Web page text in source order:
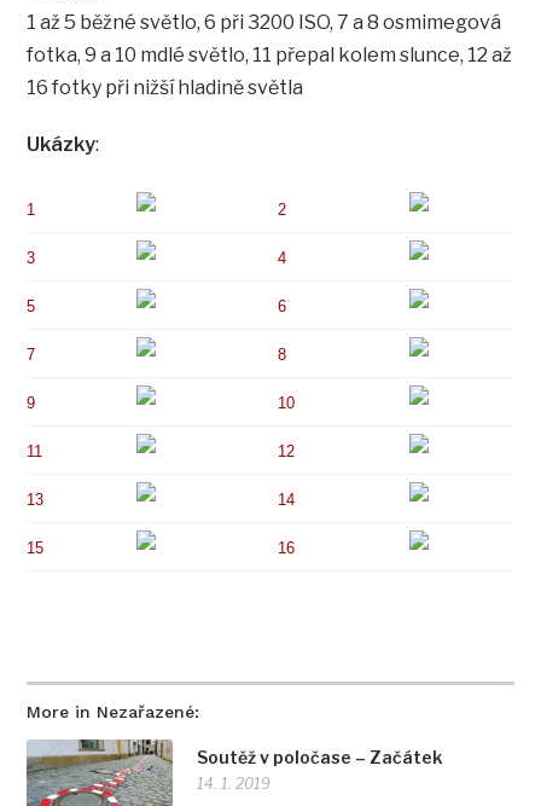
More in Nezařazené:
Soutěž v poločase – Začátek
14. 1. 2019
1 až 5 běžné světlo, 6 při 3200 ISO, 7 a 8 osmimegová
fotka, 9 a 10 mdlé světlo, 11 přepal kolem slunce, 12 až
16 fotky při nižší hladině světla
Ukázky:
1 2
3 4
5 6
7 8
9 10
11 12
13 14
15 16